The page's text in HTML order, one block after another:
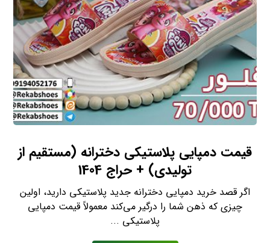
قیمت دمپایی پلاستیکی دخترانه (مستقیم از
تولیدی) + حراج 1404
اگر قصد خرید دمپایی دخترانه جدید پلاستیکی دارید، اولین
چیزی که ذهن شما را درگیر می‌کند معمولاً قیمت دمپایی
پلاستیکی ...